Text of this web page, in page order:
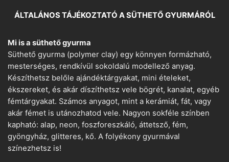
ÁLTALÁNOS TÁJÉKOZTATÓ A SÜTHETŐ GYURMÁRÓL
Mi is a süthető gyurma
Süthető gyurma (polymer clay) egy könnyen formázható,
mesterséges, rendkívül sokoldalú modellező anyag.
Készíthetsz belőle ajándéktárgyakat, mini ételeket,
ékszereket, és akár díszíthetsz vele bögrét, kanalat, egyéb
fémtárgyakat. Számos anyagot, mint a kerámiát, fát, vagy
akár fémet is utánozhatod vele. Nagyon sokféle színben
kapható: alap, neon, foszforeszkáló, áttetsző, fém,
gyöngyház, glitteres, kő. A folyékony gyurmával
színezhetsz is!